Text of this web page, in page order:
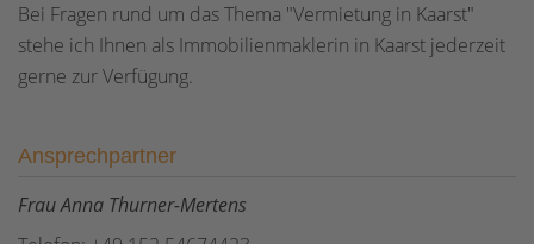
Bei Fragen rund um das Thema "Vermietung in Kaarst"
stehe ich Ihnen als Immobilienmaklerin in Kaarst jederzeit
gerne zur Verfügung.
Ansprechpartner
Frau Anna Thurner-Mertens